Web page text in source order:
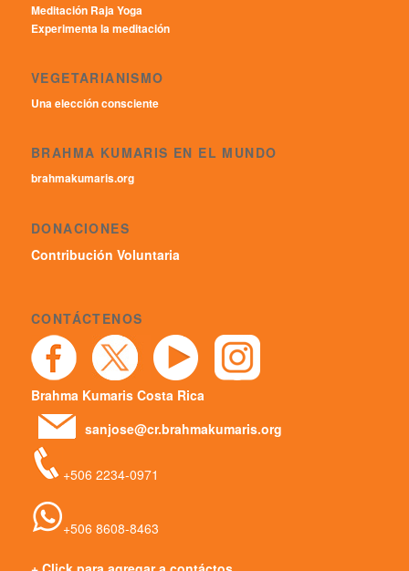
Meditación Raja Yoga
Experimenta la meditación
VEGETARIANISMO
Una elección consciente
BRAHMA KUMARIS EN EL MUNDO
brahmakumaris.org
DONACIONES
Contribución Voluntaria
CONTÁCTENOS
Brahma Kumaris Costa Rica
sanjose@cr.brahmakumaris.org
+506 2234-0971
+506 8608-8463